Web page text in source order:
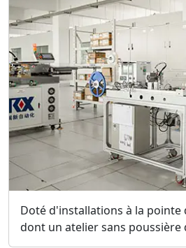
Doté d'installations à la pointe
dont un atelier sans poussière